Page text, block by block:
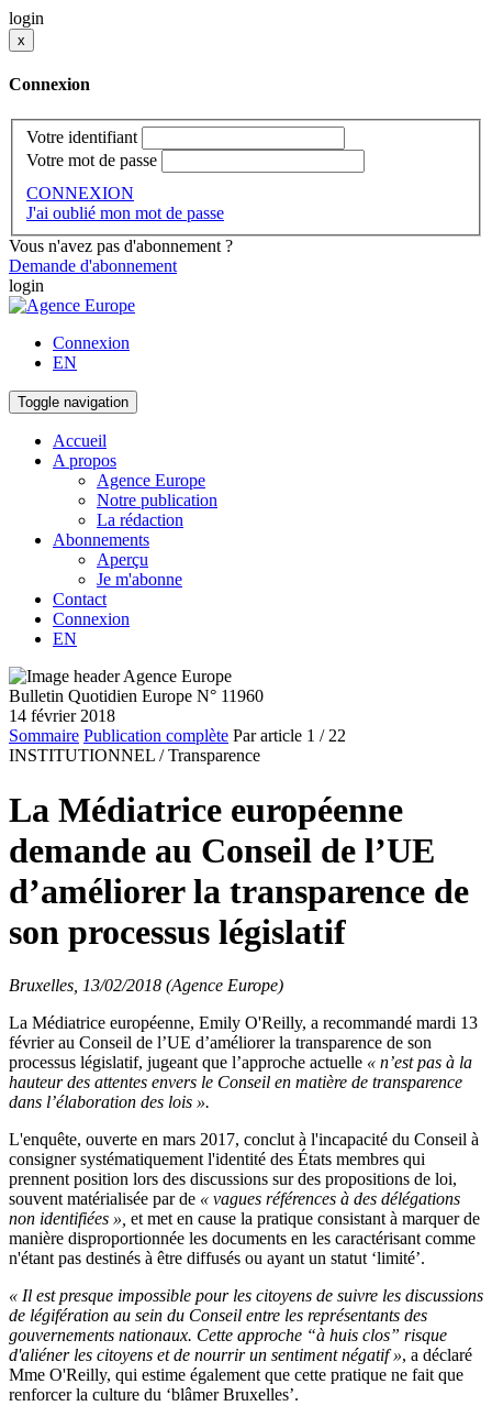
login
x
Connexion
Votre identifiant
Votre mot de passe
CONNEXION
J'ai oublié mon mot de passe
Vous n'avez pas d'abonnement ?
Demande d'abonnement
login
Connexion
EN
Toggle navigation
Accueil
A propos
Agence Europe
Notre publication
La rédaction
Abonnements
Aperçu
Je m'abonne
Contact
Connexion
EN
Bulletin Quotidien Europe N° 11960
14 février 2018
Sommaire Publication complète Par article 1 / 22
INSTITUTIONNEL / Transparence
La Médiatrice européenne
demande au Conseil de l’UE
d’améliorer la transparence de
son processus législatif
Bruxelles, 13/02/2018 (Agence Europe)
La Médiatrice européenne, Emily O'Reilly, a recommandé mardi 13
février au Conseil de l’UE d’améliorer la transparence de son
processus législatif, jugeant que l’approche actuelle « n’est pas à la
hauteur des attentes envers le Conseil en matière de transparence
dans l’élaboration des lois ».
L'enquête, ouverte en mars 2017, conclut à l'incapacité du Conseil à
consigner systématiquement l'identité des États membres qui
prennent position lors des discussions sur des propositions de loi,
souvent matérialisée par de « vagues références à des délégations
non identifiées », et met en cause la pratique consistant à marquer de
manière disproportionnée les documents en les caractérisant comme
n'étant pas destinés à être diffusés ou ayant un statut ‘limité’.
« Il est presque impossible pour les citoyens de suivre les discussions
de légifération au sein du Conseil entre les représentants des
gouvernements nationaux. Cette approche “à huis clos” risque
d'aliéner les citoyens et de nourrir un sentiment négatif », a déclaré
Mme O'Reilly, qui estime également que cette pratique ne fait que
renforcer la culture du ‘blâmer Bruxelles’.